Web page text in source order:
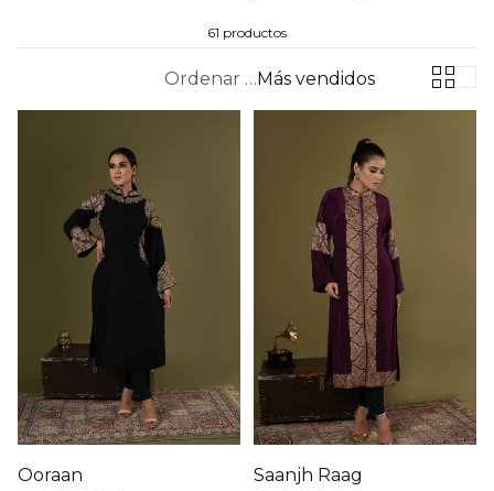
61 productos
Ordenar por: Más vendidos
Ooraan
Saanjh Raag